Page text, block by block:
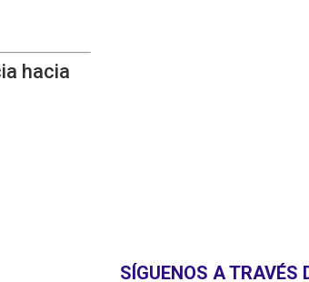
hacia
SÍGUENOS A TRAVÉS